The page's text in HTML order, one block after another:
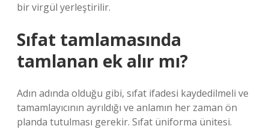
bir virgül yerleştirilir.
Sıfat tamlamasında
tamlanan ek alır mı?
Adın adında olduğu gibi, sıfat ifadesi kaydedilmeli ve
tamamlayıcının ayrıldığı ve anlamın her zaman ön
planda tutulması gerekir. Sıfat üniforma ünitesi.